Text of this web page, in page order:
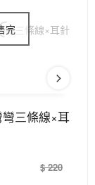
三條線×耳
$ 220